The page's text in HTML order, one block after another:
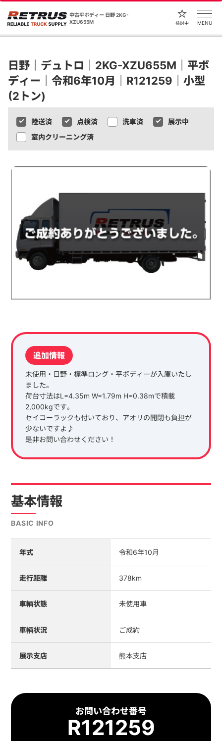
中古平ボディー 日野 2KG-
XZU655M
検討中 MENU
日野｜デュトロ｜2KG-XZU655M｜平ボ
ディー｜令和6年10月｜R121259｜小型
(2トン)
陸送済 点検済 洗車済
展示中
室内クリーニング済
追加情報
未使用・日野・標準ロング・平ボディーが入庫いたし
ました。
荷台寸法はL=4.35m W=1.79m H=0.38mで積載
2,000kgです。
セイコーラックも付いており、アオリの開閉も負担が
少ないですよ♪
是非お問い合わせください！
基本情報
BASIC INFO
年式 令和6年10月
走行距離 378km
車輌状態 未使用車
車輌状況 ご成約
展示支店 熊本支店
お問い合わせ番号
R121259